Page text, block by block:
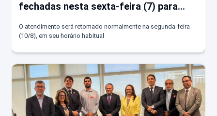
fechadas nesta sexta-feira (7) para
reforma e dedetização
O atendimento será retomado normalmente na segunda-feira
(10/8), em seu horário habitual